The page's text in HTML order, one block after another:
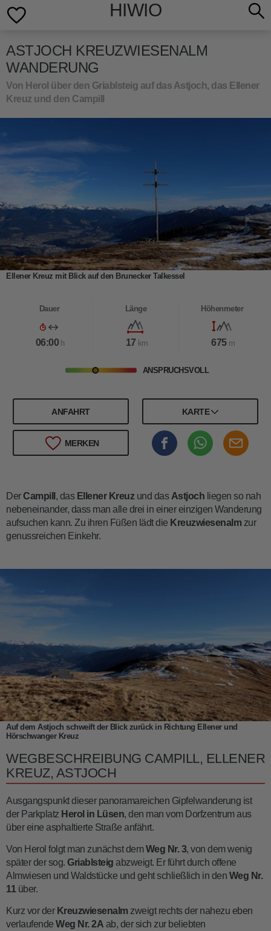
HIWIO
ASTJOCH KREUZWIESENALM
WANDERUNG
Von Herol über den Griablsteig auf das Astjoch, das Ellener
Kreuz und den Campill
Ellener Kreuz mit Blick auf den Brunecker Talkessel
Dauer
06:00 h
Länge
17 km
Höhenmeter
675 m
ANSPRUCHSVOLL
ANFAHRT KARTE
MERKEN
DerCampill , das Ellener Kreuz und das Astjoch liegen so nah
nebeneinander, dass man alle drei in einer einzigen Wanderung
aufsuchen kann. Zu ihren Füßen lädt die Kreuzwiesenalm zur
genussreichen Einkehr.
Auf dem Astjoch schweift der Blick zurück in Richtung Ellener und
Hörschwanger Kreuz
WEGBESCHREIBUNG CAMPILL, ELLENER
KREUZ, ASTJOCH
Ausgangspunkt dieser panoramareichen Gipfelwanderung ist
der Parkplatz Herol in Lüsen, den man vom Dorfzentrum aus
über eine asphaltierte Straße anfährt.
Von Herol folgt man zunächst demWeg Nr. 3, von dem wenig
später der sog. Griablsteig abzweigt. Er führt durch offene
Almwiesen und Waldstücke und geht schließlich in den Weg Nr.
11über.
Kurz vor der Kreuzwiesenalm zweigt rechts der nahezu eben
verlaufende Weg Nr. 2A ab, der sich zur beliebten